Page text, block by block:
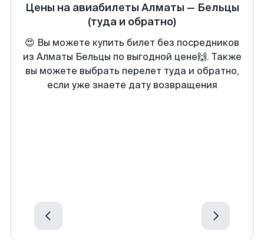
Цены на авиабилеты Алматы — Бельцы
(туда и обратно)
😍 Вы можете купить билет без посредников
из Алматы Бельцы по выгодной цене🙌. Также
вы можете выбрать перелет туда и обратно,
если уже знаете дату возвращения